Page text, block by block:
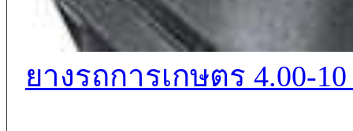
ยางรถการเกษตร 4.00-10